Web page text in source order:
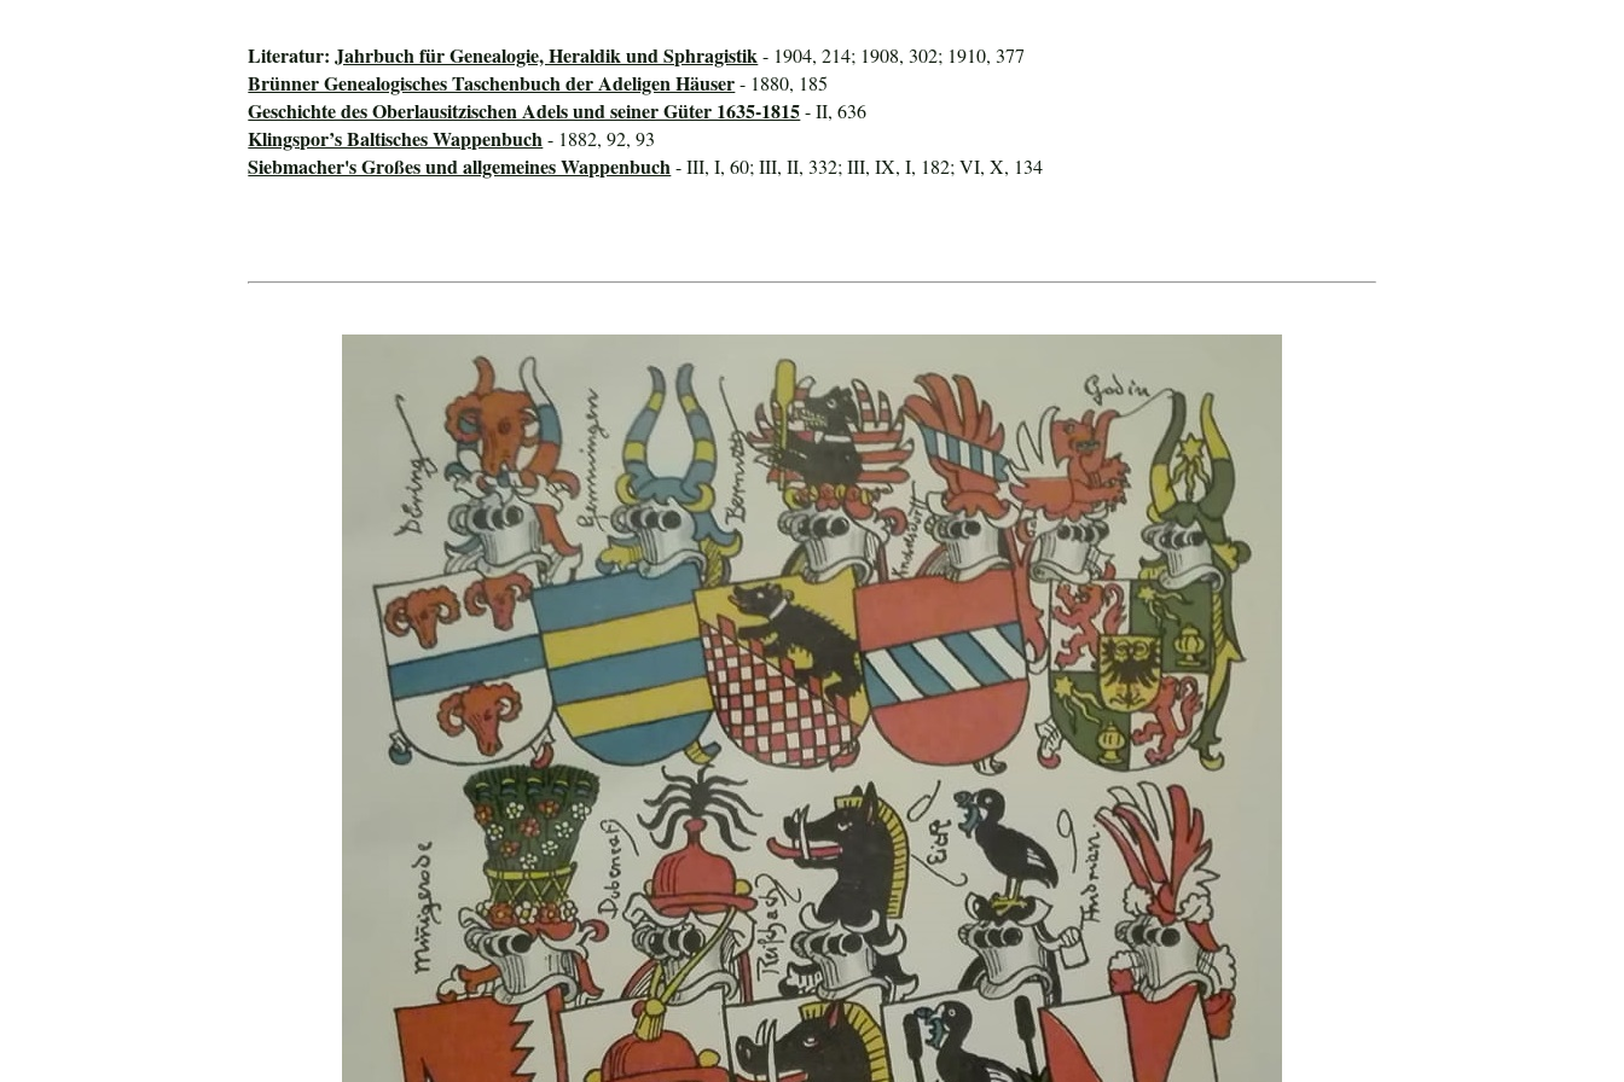
Literatur:Jahrbuch für Genealogie, Heraldik und Sphragistik - 1904, 214; 1908, 302; 1910, 377
Brünner Genealogisches Taschenbuch der Adeligen Häuser- 1880, 185
Geschichte des Oberlausitzischen Adels und seiner Güter 1635-1815- II, 636
Klingspor’s Baltisches Wappenbuch - 1882, 92, 93
Siebmacher's Großes und allgemeines Wappenbuch - III, I, 60; III, II, 332; III, IX, I, 182; VI, X, 134